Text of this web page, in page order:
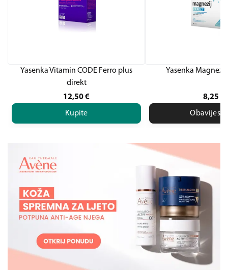
Yasenka Vitamin CODE Ferro plus
direkt
12,50€
Kupite
Yasenka
8,25
Obavijesti